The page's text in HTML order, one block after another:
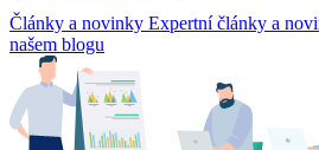
Články a novinky Expertní články a
našem blogu